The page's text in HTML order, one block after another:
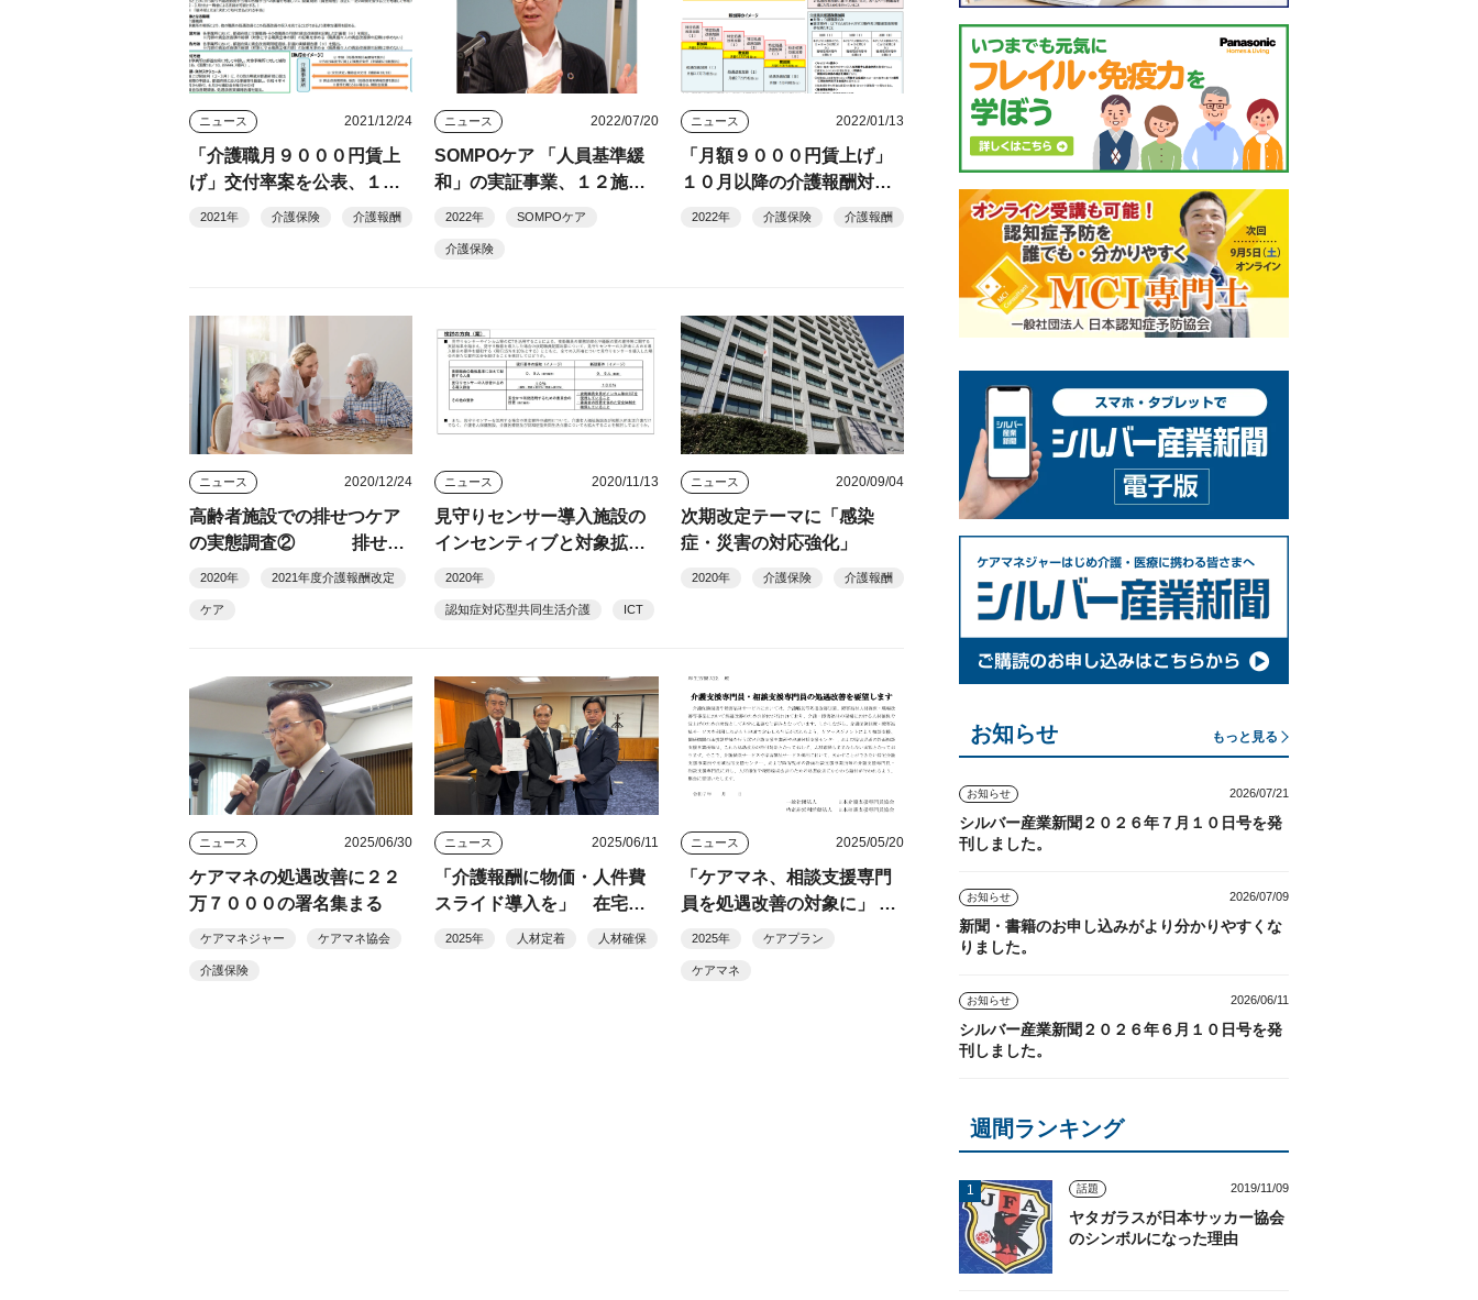
ニュース 2021/12/24
「介護職月９０００円賃上
げ」交付率案を公表、１０
月以降は臨時改定対応
2021年 介護保険 介護報酬
ニュース 2022/07/20
SOMPOケア 「人員基準緩
和」の実証事業、１２施設
でスタート
2022年 SOMPOケア
介護保険
ニュース 2022/01/13
「月額９０００円賃上げ」
１０月以降の介護報酬対応
は新加算で
2022年 介護保険 介護報酬
ニュース 2020/12/24
高齢者施設での排せつケア
の実態調査② 排せつ
支援加算算定には報酬引き
2020年 2021年度介護報酬改定
ケア
ニュース 2020/11/13
見守りセンサー導入施設の
インセンティブと対象拡大
を提案 インカム活用も要
2020年
認知症対応型共同生活介護 ICT
ニュース 2020/09/04
次期改定テーマに「感染
症・災害の対応強化」
2020年 介護保険 介護報酬
ニュース 2025/06/30
ケアマネの処遇改善に２２
万７０００の署名集まる
ケアマネジャー ケアマネ協会
介護保険
ニュース 2025/06/11
「介護報酬に物価・人件費
スライド導入を」 在宅協
が福岡厚労相に要望
2025年 人材定着 人材確保
ニュース 2025/05/20
「ケアマネ、相談支援専門
員を処遇改善の対象に」 両
職能団体が緊急要望へ署名
2025年 ケアプラン
ケアマネ
お知らせ もっと見る
お知らせ 2026/07/21
シルバー産業新聞２０２６年７月１０日号を発
刊しました。
お知らせ 2026/07/09
新聞・書籍のお申し込みがより分かりやすくな
りました。
お知らせ 2026/06/11
シルバー産業新聞２０２６年６月１０日号を発
刊しました。
週間ランキング
話題 2019/11/09
ヤタガラスが日本サッカー協会
のシンボルになった理由